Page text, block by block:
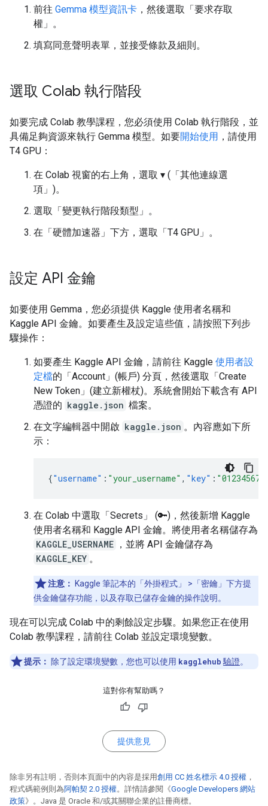
前往 Gemma 模型資訊卡 ，然後選取「要求存取
權」 。
填寫同意聲明表單，並接受條款及細則。
選取 Colab 執行階段
如要完成 Colab 教學課程，您必須使用 Colab 執行階段，並
具備足夠資源來執行 Gemma 模型。如要開始使用 ，請使用
T4 GPU：
在 Colab 視窗的右上角，選取 ▾ (「其他連線選
項」 )。
選取「變更執行階段類型」 。
在「硬體加速器」 下方，選取「T4 GPU」 。
設定 API 金鑰
如要使用 Gemma，您必須提供 Kaggle 使用者名稱和
Kaggle API 金鑰。如要產生及設定這些值，請按照下列步
驟操作：
如要產生 Kaggle API 金鑰，請前往 Kaggle 使用者設
定檔的「Account」(帳戶) 分頁，然後選取「Create
New Token」(建立新權杖)。系統會開始下載含有 API
憑證的 kaggle.json 檔案。
在文字編輯器中開啟 kaggle.json 。內容應如下所
示：
{"username" : "your_username" , "key" :
在 Colab 中選取「Secrets」
(🔑)，然後新增 Kaggle
使用者名稱和 Kaggle API 金鑰。將使用者名稱儲存為
KAGGLE_USERNAME ，並將 API 金鑰儲存為
KAGGLE_KEY 。
注意： Kaggle 筆記本的「外掛程式」 >「密鑰」 下方提
供金鑰儲存功能，以及存取已儲存金鑰的操作說明。
現在可以完成 Colab 中的剩餘設定步驟。如果您正在使用
Colab 教學課程，請前往 Colab 並設定環境變數。
提示： 除了設定環境變數，您也可以使用 kagglehub 驗證。
這對你有幫助嗎？
提供意見
除非另有註明，否則本頁面中的內容是採用創用 CC 姓名標示 4.0 授權 ，
程式碼範例則為阿帕契 2.0 授權。詳情請參閱《Google Developers 網站
政策》。Java 是 Oracle 和/或其關聯企業的註冊商標。